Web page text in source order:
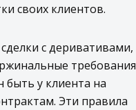
своих клиентов.
с деривативами,
требования
быть у клиента на
Эти правила